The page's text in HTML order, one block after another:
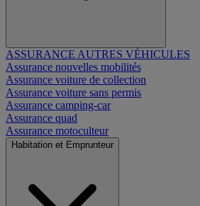
ASSURANCE AUTRES VÉHICULES
Assurance nouvelles mobilités
Assurance voiture de collection
Assurance voiture sans permis
Assurance camping-car
Assurance quad
Assurance motoculteur
Habitation et Emprunteur